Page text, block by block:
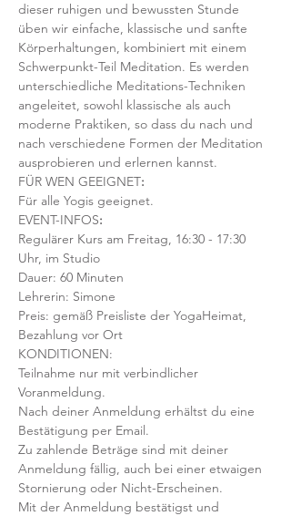
dieser ruhigen und bewussten Stunde
üben wir einfache, klassische und sanfte
Körperhaltungen, kombiniert mit einem
Schwerpunkt-Teil Meditation. Es werden
unterschiedliche Meditations-Techniken
angeleitet, sowohl klassische als auch
moderne Praktiken, so dass du nach und
nach verschiedene Formen der Meditation
ausprobieren und erlernen kannst.
FÜR WEN GEEIGNET:
Für alle Yogis geeignet.
EVENT-INFOS:
Regulärer Kurs am Freitag, 16:30 - 17:30
Uhr, im Studio
Dauer: 60 Minuten
Lehrerin: Simone
Preis: gemäß Preisliste der YogaHeimat,
Bezahlung vor Ort
KONDITIONEN:
Teilnahme nur mit verbindlicher
Voranmeldung.
Nach deiner Anmeldung erhältst du eine
Bestätigung per Email.
Zu zahlende Beträge sind mit deiner
Anmeldung fällig, auch bei einer etwaigen
Stornierung oder Nicht-Erscheinen.
Mit der Anmeldung bestätigst und